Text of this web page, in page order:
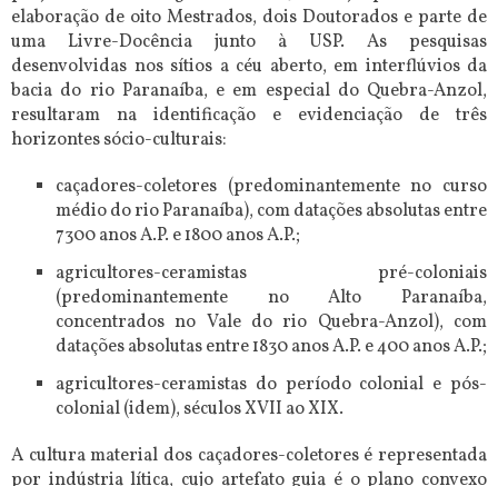
elaboração de oito Mestrados, dois Doutorados e parte de
uma Livre-Docência junto à USP. As pesquisas
desenvolvidas nos sítios a céu aberto, em interflúvios da
bacia do rio Paranaíba, e em especial do Quebra-Anzol,
resultaram na identificação e evidenciação de três
horizontes sócio-culturais:
caçadores-coletores (predominantemente no curso
médio do rio Paranaíba), com datações absolutas entre
7300 anos A.P. e 1800 anos A.P.;
agricultores-ceramistas pré-coloniais
(predominantemente no Alto Paranaíba,
concentrados no Vale do rio Quebra-Anzol), com
datações absolutas entre 1830 anos A.P. e 400 anos A.P.;
agricultores-ceramistas do período colonial e pós-
colonial (idem), séculos XVII ao XIX.
A cultura material dos caçadores-coletores é representada
por indústria lítica, cujo artefato guia é o plano convexo